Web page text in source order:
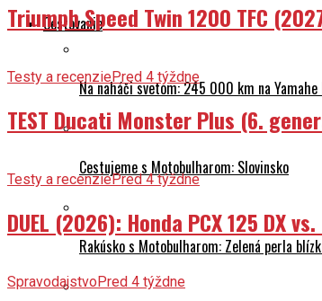
Cestovanie
Na naháči svetom: 245 000 km na Yamahe
Cestujeme s Motobulharom: Slovinsko
Rakúsko s Motobulharom: Zelená perla
Triumph Speed Twin 1200 TFC
Testy a recenziePred 4 týždne
TEST Ducati Monster Plus (6.
Testy a recenziePred 4 týždne
DUEL (2026): Honda PCX 125 DX
SpravodajstvoPred 4 týždne